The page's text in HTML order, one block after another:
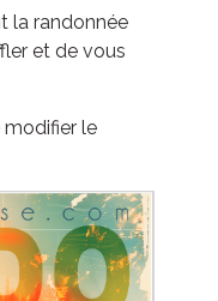
la randonnée
et de vous
modifier le